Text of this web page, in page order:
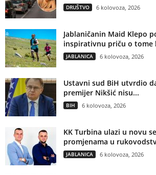
DRUŠTVO 6 kolovoza, 2026
Jablaničanin Maid Klepo
inspirativnu priču o tome
JABLANICA 6 kolovoza, 2026
Ustavni sud BiH utvrdio
premijer Nikšić nisu...
BIH 6 kolovoza, 2026
KK Turbina ulazi u novu
promjenama u
JABLANICA 6 kolovoza, 2026